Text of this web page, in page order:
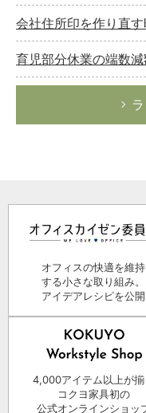
会社住所印を作り直
育児部分休業の端数
オフィスの快適を維持
する小さな取り組み。
アイデアレシピを公開
4,000アイテム以上が揃
コクヨ家具初の
公式オンラインショッ